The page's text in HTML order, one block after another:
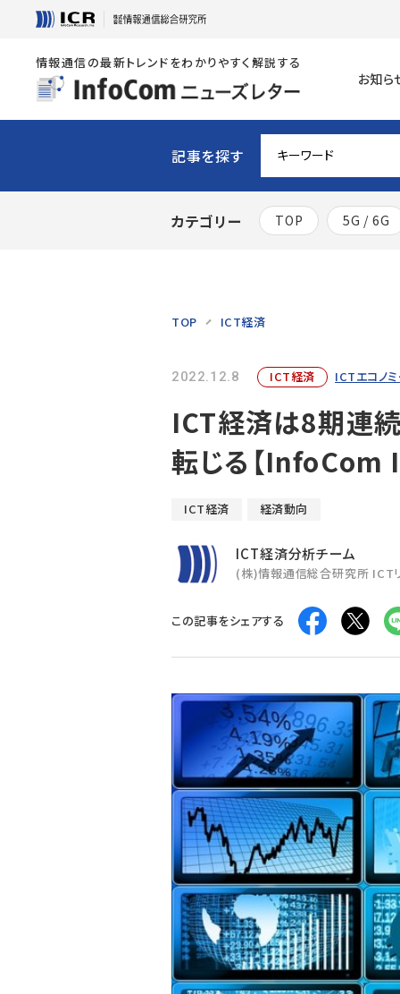
情報通信の最新トレンドをわかりやすく解説する
お知ら
記事を探す
カテゴリー TOP 5G / 6G
TOP ICT経済
2022.12.8 ICT経済 ICTエコノ
ICT経済は8期連
転じる【InfoCom
ICT経済 経済動向
ICT経済分析チーム
(株)情報通信総合研究所 ICT
この記事をシェアする